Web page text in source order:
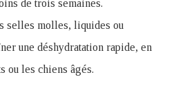
de trois semaines.
selles molles, liquides ou
une déshydratation rapide, en
ou les chiens âgés.